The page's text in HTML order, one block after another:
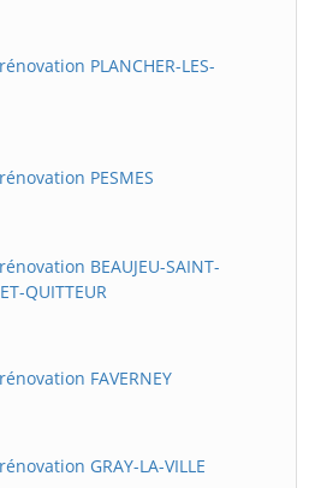
PLANCHER-LES-
PESMES
BEAUJEU-SAINT-
QUITTEUR
FAVERNEY
GRAY-LA-VILLE